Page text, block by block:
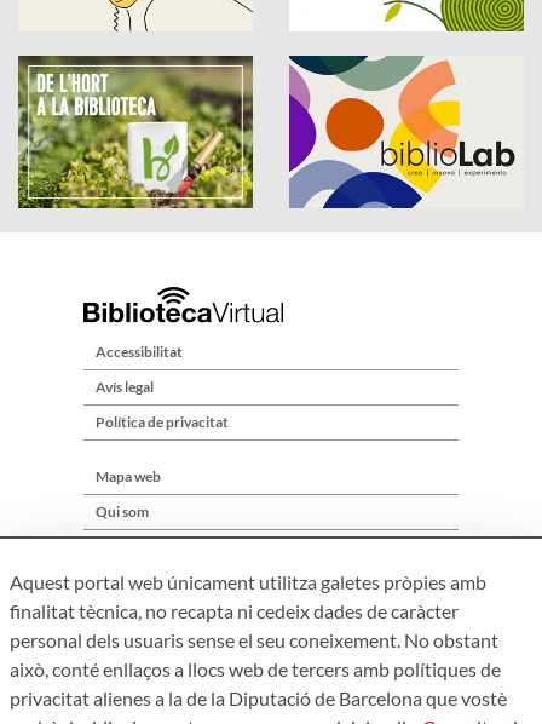
Accessibilitat
Avís legal
Política de privacitat
Mapa web
Qui som
Aquest portal web únicament utilitza galetes pròpies amb
finalitat tècnica, no recapta ni cedeix dades de caràcter
personal dels usuaris sense el seu coneixement. No obstant
això, conté enllaços a llocs web de tercers amb polítiques de
privacitat alienes a la de la Diputació de Barcelona que vostè